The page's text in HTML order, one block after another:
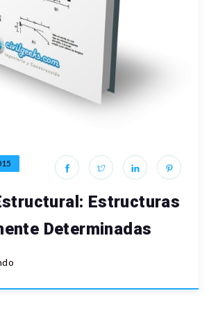
Estructuras
Determinadas